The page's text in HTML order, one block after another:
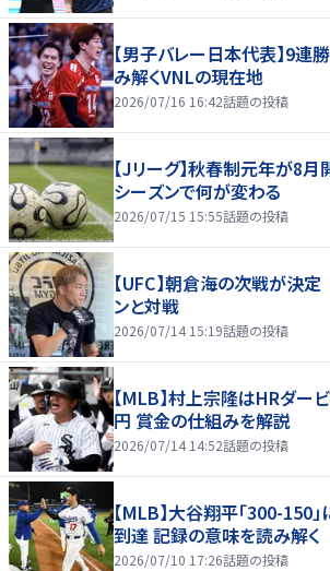
【男子バレー日本代表】9連
み解くVNLの現在地
2026/07/16 16:42話題の投稿
【Jリーグ】秋春制元年が8
シーズンで何が変わる
2026/07/15 15:55話題の投稿
【UFC】朝倉海の次戦が決
ンと対戦
2026/07/14 15:19話題の投稿
【MLB】村上宗隆はHRダー
円 賞金の仕組みを解説
2026/07/14 14:52話題の投稿
【MLB】大谷翔平「300-150
到達 記録の意味を読み解く
2026/07/10 17:26話題の投稿